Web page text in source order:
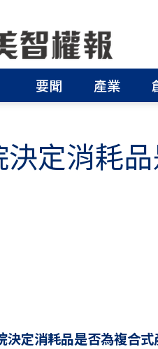
要聞 產業
定消耗
決定消耗品是否為複合式